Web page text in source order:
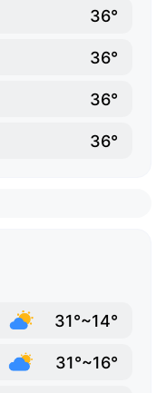
36°
36°
36°
36°
31°~14°
31°~16°